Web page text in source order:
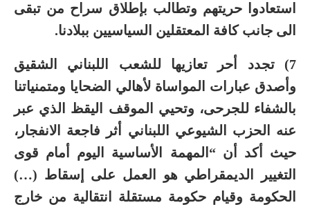
استعادوا حريتهم وتطالب بإطلاق سراح من تبقى
الى جانب كافة المعتقلين السياسيين ببلادنا.
7) تجدد أحر تعازيها للشعب اللبناني الشقيق
وأصدق عبارات المواساة لأهالي الضحايا ومتمنياتنا
بالشفاء للجرحى، وتحيي الموقف اليقظ الذي عبر
عنه الحزب الشيوعي اللبناني أثر فاجعة الانفجار،
حيث أكد أن “المهمة الأساسية اليوم أمام قوى
التغيير الديمقراطي هو العمل على إسقاط (…)
الحكومة وقيام حكومة مستقلة انتقالية من خارج